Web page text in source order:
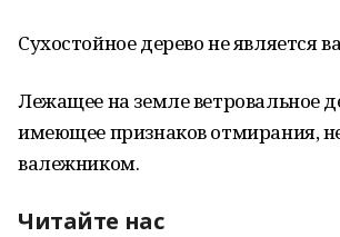
Сухостойное дерево не является
Лежащее на земле ветровальное
имеющее признаков отмирания,
валежником.
Читайте нас